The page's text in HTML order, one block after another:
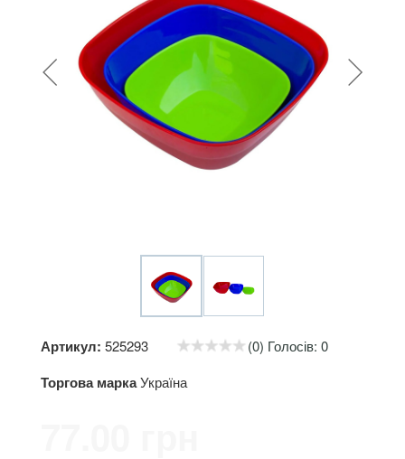
Артикул: 525293 (0) Голосів: 0
Торгова маркаУкраїна